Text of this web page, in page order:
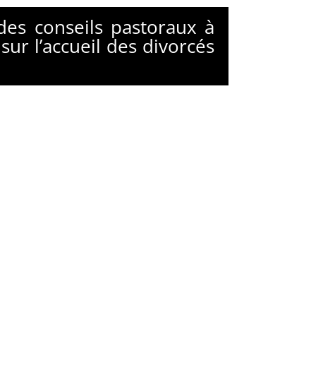
conseils pastoraux à
l’accueil des divorcés